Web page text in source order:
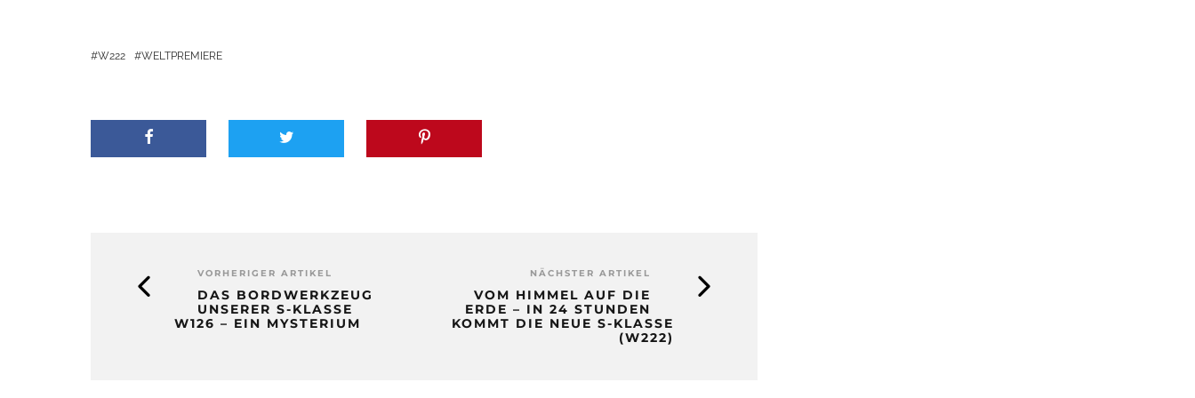
W222 WELTPREMIERE
VORHERIGER ARTIKEL
DAS BORDWERKZEUG
UNSERER S-KLASSE
W126 – EIN MYSTERIUM
NÄCHSTER ARTIKEL
VOM HIMMEL AUF DIE
ERDE – IN 24 STUNDEN
KOMMT DIE NEUE S-KLASSE
(W222)